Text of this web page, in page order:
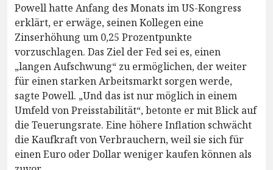
Powell hatte Anfang des Monats im US-Kongress
erklärt, er erwäge, seinen Kollegen eine
Zinserhöhung um 0,25 Prozentpunkte
vorzuschlagen. Das Ziel der Fed sei es, einen
„langen Aufschwung“ zu ermöglichen, der weiter
für einen starken Arbeitsmarkt sorgen werde,
sagte Powell. „Und das ist nur möglich in einem
Umfeld von Preisstabilität“, betonte er mit Blick auf
die Teuerungsrate. Eine höhere Inflation schwächt
die Kaufkraft von Verbrauchern, weil sie sich für
einen Euro oder Dollar weniger kaufen können als